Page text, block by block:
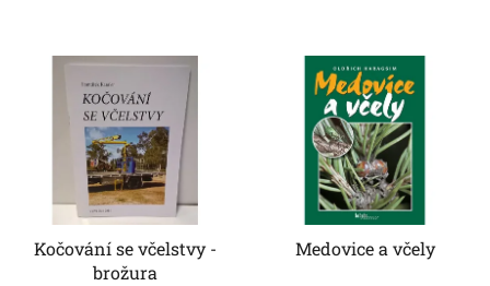
Kočování se včelstvy -
brožura
Medovice a včely